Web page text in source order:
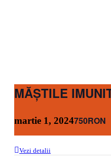
MĂȘTILE
martie 1, 2024750RON
Vezi detalii